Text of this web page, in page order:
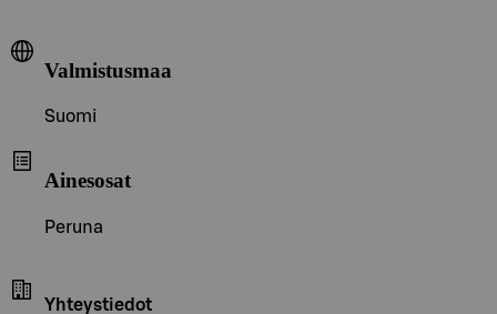
Valmistusmaa
Suomi
Ainesosat
Peruna
Yhteystiedot